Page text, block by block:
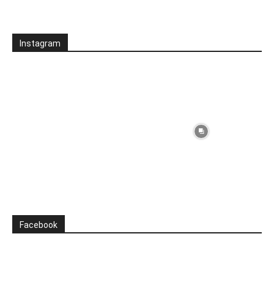
Instagram
Facebook